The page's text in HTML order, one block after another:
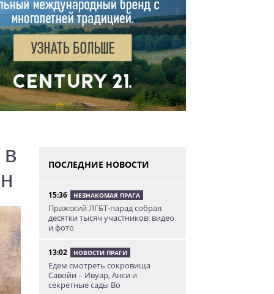
ПОСЛЕДНИЕ НОВОСТИ
15:36 НЕЗНАКОМАЯ ПРАГА
Пражский ЛГБТ-парад собрал
десятки тысяч участников: видео
и фото
13:02 НОВОСТИ ПРАГИ
Едем смотреть сокровища
Савойи – Ивуар, Анси и
секретные сады Во